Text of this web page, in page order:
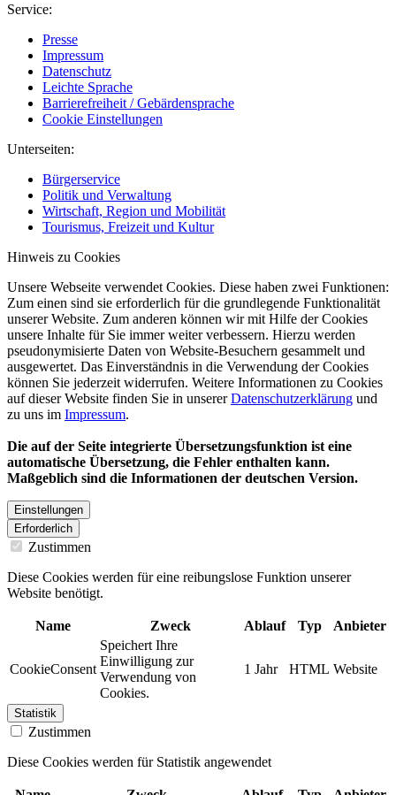
Service:
Presse
Impressum
Datenschutz
Leichte Sprache
Barrierefreiheit / Gebärdensprache
Cookie Einstellungen
Unterseiten:
Bürgerservice
Politik und Verwaltung
Wirtschaft, Region und Mobilität
Tourismus, Freizeit und Kultur
Hinweis zu Cookies
Unsere Webseite verwendet Cookies. Diese haben zwei Funktionen:
Zum einen sind sie erforderlich für die grundlegende Funktionalität
unserer Website. Zum anderen können wir mit Hilfe der Cookies
unsere Inhalte für Sie immer weiter verbessern. Hierzu werden
pseudonymisierte Daten von Website-Besuchern gesammelt und
ausgewertet. Das Einverständnis in die Verwendung der Cookies
können Sie jederzeit widerrufen. Weitere Informationen zu Cookies
auf dieser Website finden Sie in unsererDatenschutzerklärung und
zu uns im Impressum.
Die auf der Seite integrierte Übersetzungsfunktion ist eine
automatische Übersetzung, die Fehler enthalten kann.
Maßgeblich sind die Informationen der deutschen Version.
Einstellungen
Erforderlich
Zustimmen
Diese Cookies werden für eine reibungslose Funktion unserer
Website benötigt.
Name Zweck Ablauf Typ Anbieter
CookieConsent
Speichert Ihre
Einwilligung zur
Verwendung von
Cookies.
1 Jahr HTML Website
Statistik
Zustimmen
Diese Cookies werden für Statistik angewendet